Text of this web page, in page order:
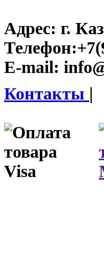
Адрес: г.
Телефон:
E-mail:
Контакты |